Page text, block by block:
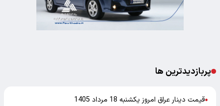
پربازدیدترین ها
●قیمت دینار عراق امروز یکشنبه 18 مرداد 1405